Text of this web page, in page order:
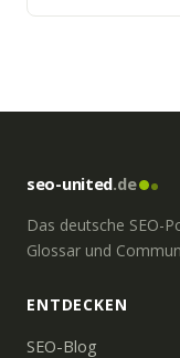
seo-united.de
Das deutsche SEO-
Glossar und
ENTDECKEN
SEO-Blog